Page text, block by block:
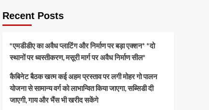
Recent Posts
*एमडीडीए का अवैध प्लाटिंग और निर्माण पर बड़ा एक्शन* *दो
स्थानों पर ध्वस्तीकरण, मसूरी मार्ग पर अवैध निर्माण सील*
कैबिनेट बैठक खत्म कई अहम प्रस्ताव पर लगी मोहर गो पालन
योजना से सामान्य वर्ग को लाभान्वित किया जाएगा, सब्सिडी दी
जाएगी, गाय और भैंस भी खरीद सकेंगे